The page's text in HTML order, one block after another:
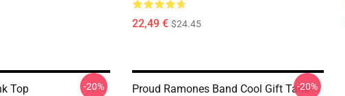
22,49 € $24.45
Top -20%
Proud Ramones Band Cool Gift Tank
-20%